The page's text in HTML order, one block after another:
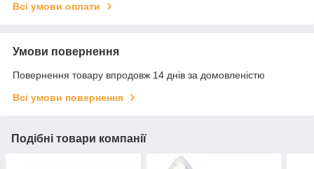
Всі умови оплати
Умови повернення
Повернення товару впродовж 14 днів за домовленістю
Всі умови повернення
Подібні товари компанії